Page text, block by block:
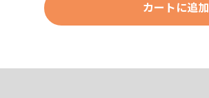
カートに追加